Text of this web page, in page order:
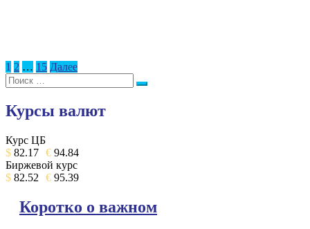
Пагинация
записей
1 2 … 15 Далее
Поиск:
Поиск
Курсы валют
Курс ЦБ
$ 82.17 € 94.84
Биржевой курс
$ 82.52 € 95.39
Коротко о важном